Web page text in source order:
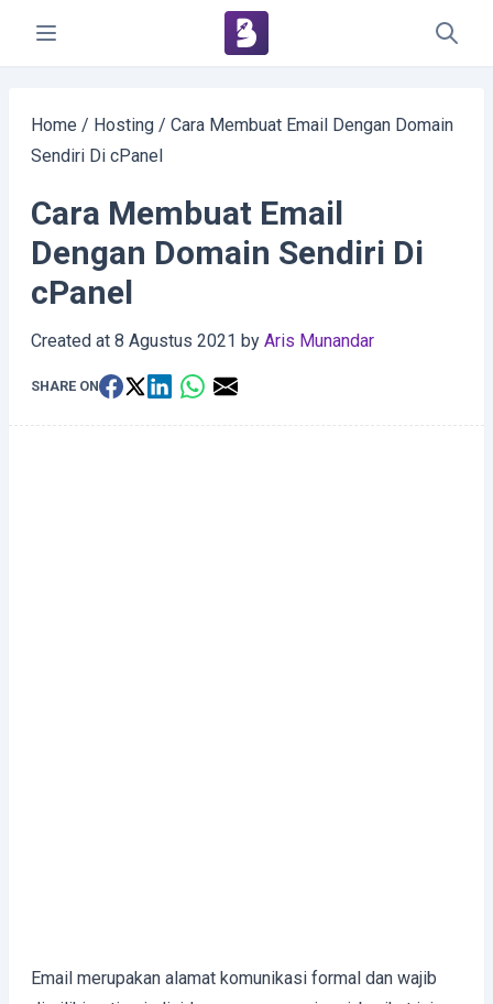
Home / Hosting / Cara Membuat Email Dengan Domain
Sendiri Di cPanel
Cara Membuat Email
Dengan Domain Sendiri Di
cPanel
Created at 8 Agustus 2021 by Aris Munandar
SHARE ON
Email merupakan alamat komunikasi formal dan wajib